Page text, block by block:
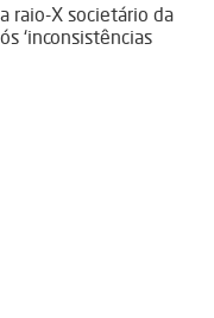
raio-X societário da
‘inconsistências